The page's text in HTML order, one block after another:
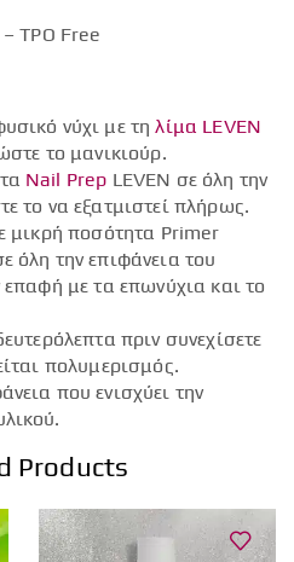
TPO Free
νύχι με τηλίμα LEVEN
το μανικιούρ.
Nail Prep LEVEN σε όλη την
το να εξατμιστεί πλήρως.
μικρή ποσότητα Primer
όλη την επιφάνεια του
με τα επωνύχια και το
πριν συνεχίσετε
πολυμερισμός.
που ενισχύει την
Products